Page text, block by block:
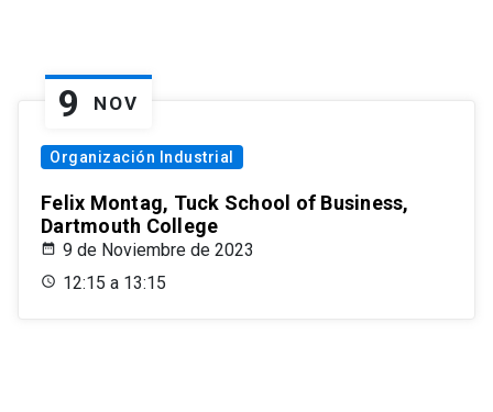
9 NOV
Organización Industrial
Felix Montag, Tuck School of Business,
Dartmouth College
9 de Noviembre de 2023
12:15 a 13:15